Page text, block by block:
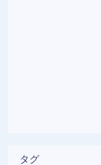
タグ